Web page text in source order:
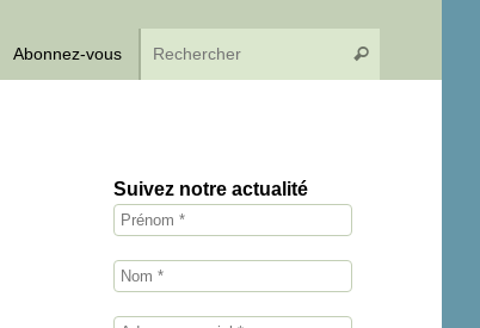
Abonnez-vous Rechercher
Suivez notre actualité